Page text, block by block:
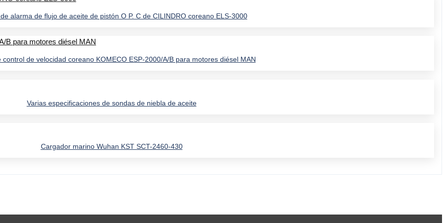
alarma de flujo de aceite de pistón O P. C de CILINDRO coreano ELS-3000
control de velocidad coreano KOMECO ESP-2000/A/B para motores diésel MAN
Varias especificaciones de sondas de niebla de aceite
Cargador marino Wuhan KST SCT-2460-430